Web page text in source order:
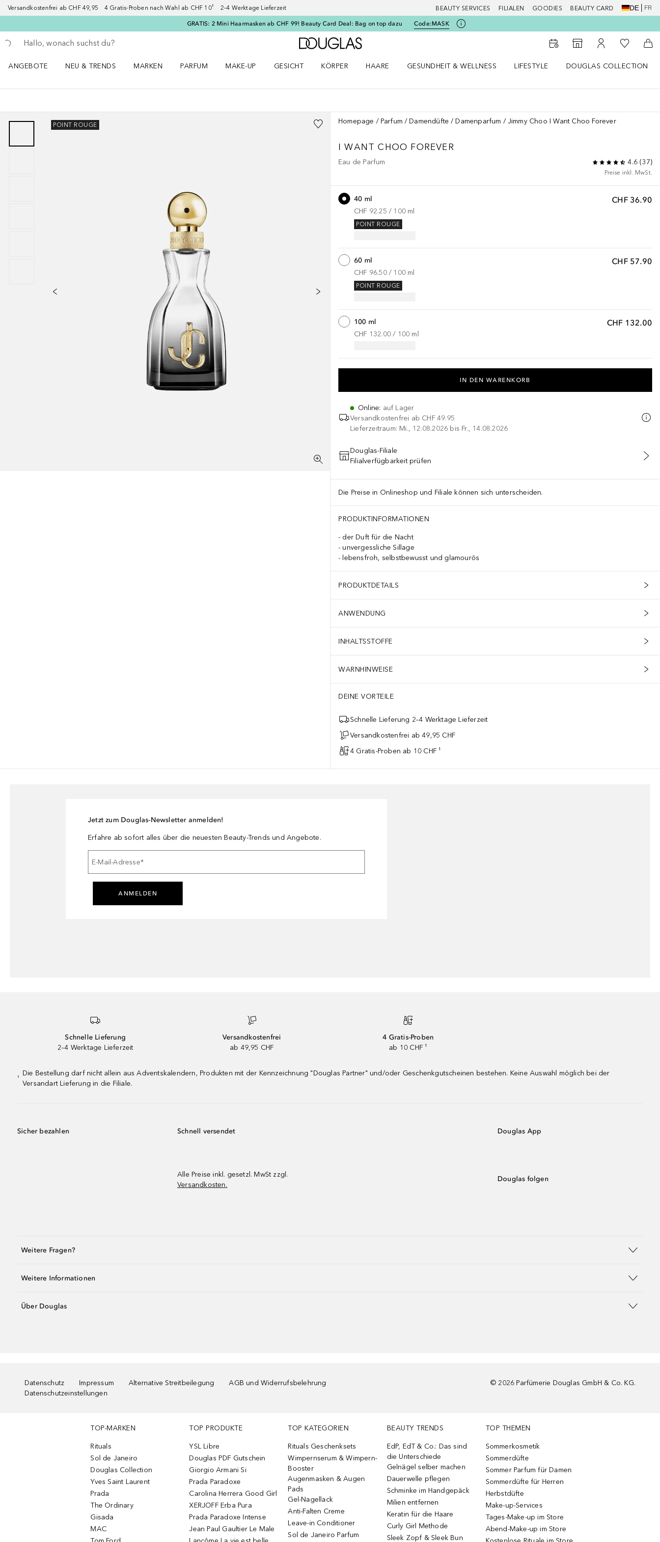
Versandkostenfrei ab CHF 49,95 4 Gratis-Proben nach Wahl ab CHF 10¹ 2–4 Werktage Lieferzeit BEAUTY SERVICES FILIALEN GOODIES BEAUTY CARD DE FR
GRATIS: 2 Mini Haarmasken ab CHF 99! Beauty Card Deal: Bag on top dazu Code:MASK
Gehe zurück
Suche ausführen
Zur Douglas Startseite
Zum Storefinder
Zu Meinem
Zu Meiner
ANGEBOTE
NEU & TRENDS
MARKEN
PARFUM
MAKE-UP
GESICHT
KÖRPER
HAARE
GESUNDHEIT & WELLNESS
LIFESTYLE
DOUGLAS COLLECTION
POINT ROUGE Homepage Parfum Damendüfte Damenparfum Jimmy Choo I Want Choo Forever
I WANT CHOO FOREVER
Eau de Parfum 4.6(37)
Preise inkl. MwSt.
CHF 36.90
40 ml
CHF 92.25 / 100 ml
POINT ROUGE
CHF 57.90
60 ml
CHF 96.50 / 100 ml
POINT ROUGE
CHF 132.00
100 ml
CHF 132.00 / 100 ml
IN DEN WARENKORB
Online: auf Lager
Versandkostenfrei ab CHF 49.95
Lieferzeitraum: Mi., 12.08.2026 bis Fr., 14.08.2026
Douglas-Filiale
Filialverfügbarkeit prüfen
Die Preise in Onlineshop und Filiale können sich unterscheiden.
PRODUKTINFORMATIONEN
der Duft für die Nacht
unvergessliche Sillage
lebensfroh, selbstbewusst und glamourös
PRODUKTDETAILS
ANWENDUNG
INHALTSSTOFFE
WARNHINWEISE
DEINE VORTEILE
Schnelle Lieferung 2–4 Werktage Lieferzeit
Versandkostenfrei ab 49,95 CHF
4 Gratis-Proben ab 10 CHF ¹
Jetzt zum Douglas-Newsletter anmelden!
Erfahre ab sofort alles über die neuesten Beauty-Trends und Angebote.
E-Mail-Adresse*
ANMELDEN
Schnelle Lieferung
2–4 Werktage Lieferzeit
Versandkostenfrei
ab 49,95 CHF
4 Gratis-Proben
ab 10 CHF ¹
¹
Die Bestellung darf nicht allein aus Adventskalendern, Produkten mit der Kennzeichnung "Douglas Partner" und/oder Geschenkgutscheinen bestehen. Keine Auswahl möglich bei der
Versandart Lieferung in die Filiale.
Sicher bezahlen Schnell versendet
Alle Preise inkl. gesetzl. MwSt zzgl.
Versandkosten.
Douglas App
Douglas folgen
Weitere Fragen?
Weitere Informationen
Über Douglas
Datenschutz Impressum Alternative Streitbeilegung
AGB und Widerrufsbelehrung
Datenschutzeinstellungen
© 2026 Parfümerie Douglas GmbH & Co. KG.
TOP-MARKEN
Rituals
Sol de Janeiro
Douglas Collection
Yves Saint Laurent
Prada
The Ordinary
Gisada
MAC
TOP PRODUKTE
YSL Libre
Douglas PDF Gutschein
Giorgio Armani Si
Prada Paradoxe
Carolina Herrera Good Girl
XERJOFF Erba Pura
Prada Paradoxe Intense
Jean Paul Gaultier Le Male
TOP KATEGORIEN
Rituals Geschenksets
Wimpernserum & Wimpern-
Booster
Augenmasken & Augen
Pads
Gel-Nagellack
Anti-Falten Creme
Leave-in Conditioner
Sol de Janeiro Parfum
BEAUTY TRENDS
EdP, EdT & Co.: Das sind
die Unterschiede
Gelnägel selber machen
Dauerwelle pflegen
Schminke im Handgepäck
Milien entfernen
Keratin für die Haare
Curly Girl Methode
Sleek Zopf & Sleek Bun
TOP THEMEN
Sommerkosmetik
Sommerdüfte
Sommer Parfum für Damen
Sommerdüfte für Herren
Herbstdüfte
Make-up-Services
Tages-Make-up im Store
Abend-Make-up im Store